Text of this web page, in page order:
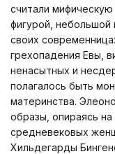
считали
фигурой, небольшой
своих
грехопадения Евы,
ненасытных и
полагалось быть
материнства.
образы, опираясь
средневековых
Хильдегарды